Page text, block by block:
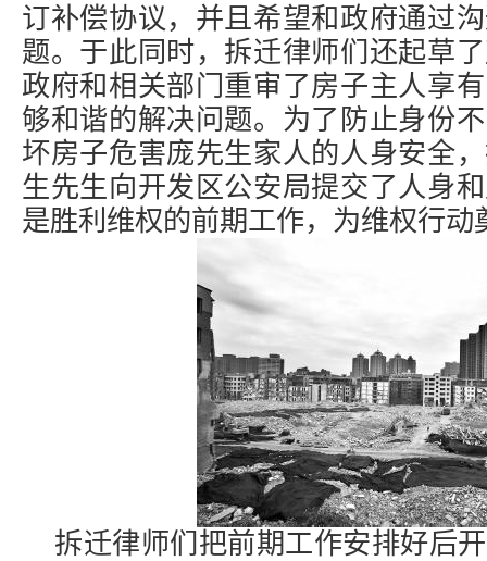
订补偿协议，并且希望和政府通过
题。于此同时，拆迁律师们还起草
政府和相关部门重审了房子主人享
够和谐的解决问题。为了防止身份
坏房子危害庞先生家人的人身安全
生先生向开发区公安局提交了人身
是胜利维权的前期工作，为维权行动
拆迁律师们把前期工作安排好后